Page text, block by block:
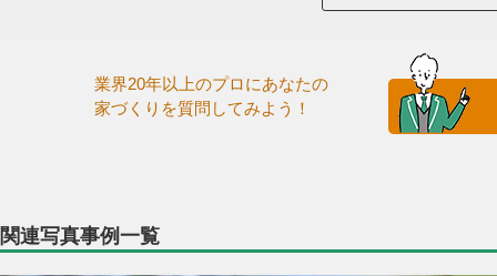
業界20年以上のプロにあなたの
家づくりを質問してみよう！
関連写真事例一覧